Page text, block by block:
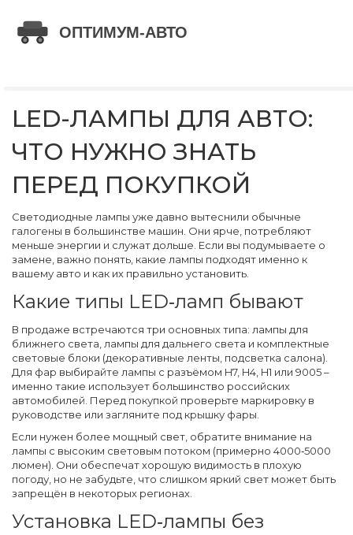
LED-ЛАМПЫ ДЛЯ АВТО:
ЧТО НУЖНО ЗНАТЬ
ПЕРЕД ПОКУПКОЙ
Светодиодные лампы уже давно вытеснили обычные
галогены в большинстве машин. Они ярче, потребляют
меньше энергии и служат дольше. Если вы подумываете о
замене, важно понять, какие лампы подходят именно к
вашему авто и как их правильно установить.
Какие типы LED‑ламп бывают
В продаже встречаются три основных типа: лампы для
ближнего света, лампы для дальнего света и комплектные
световые блоки (декоративные ленты, подсветка салона).
Для фар выбирайте лампы с разъёмом H7, H4, H1 или 9005 –
именно такие использует большинство российских
автомобилей. Перед покупкой проверьте маркировку в
руководстве или загляните под крышку фары.
Если нужен более мощный свет, обратите внимание на
лампы с высоким световым потоком (примерно 4000‑5000
люмен). Они обеспечат хорошую видимость в плохую
погоду, но не забудьте, что слишком яркий свет может быть
запрещён в некоторых регионах.
Установка LED‑лампы без